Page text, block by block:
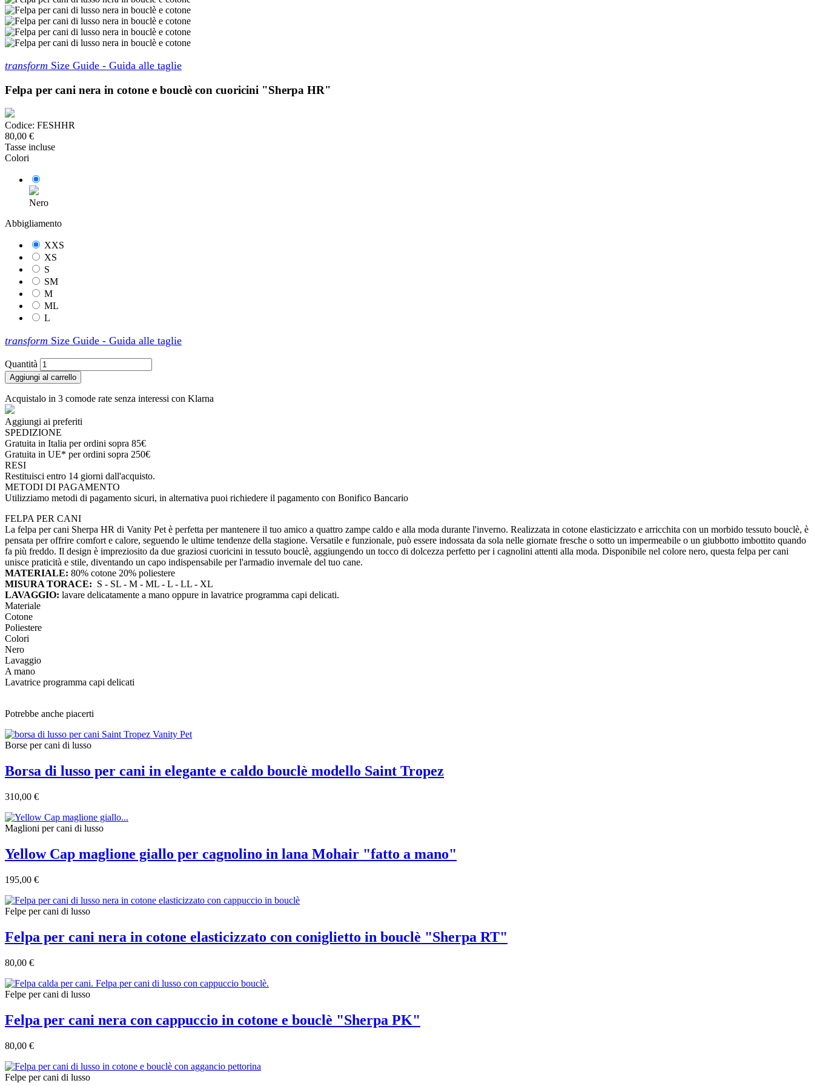
transform Size Guide - Guida alle taglie
Felpa per cani nera in cotone e bouclè con cuoricini "Sherpa HR"
Codice: FESHHR
80,00 €
Tasse incluse
Colori
Nero
Abbigliamento
XXS
XS
S
SM
M
ML
L
transform Size Guide - Guida alle taglie
Quantità
Aggiungi al carrello
Acquistalo in 3 comode rate senza interessi con Klarna
Aggiungi ai preferiti
SPEDIZIONE
Gratuita in Italia per ordini sopra 85€
Gratuita in UE* per ordini sopra 250€
RESI
Restituisci entro 14 giorni dall'acquisto.
METODI DI PAGAMENTO
Utilizziamo metodi di pagamento sicuri, in alternativa puoi richiedere il pagamento con Bonifico Bancario
FELPA PER CANI
La felpa per cani Sherpa HR di Vanity Pet è perfetta per mantenere il tuo amico a quattro zampe caldo e alla moda durante l'inverno. Realizzata in cotone elasticizzato e arricchita con un morbido tessuto bouclè, è
pensata per offrire comfort e calore, seguendo le ultime tendenze della stagione. Versatile e funzionale, può essere indossata da sola nelle giornate fresche o sotto un impermeabile o un giubbotto imbottito quando
fa più freddo. Il design è impreziosito da due graziosi cuoricini in tessuto bouclè, aggiungendo un tocco di dolcezza perfetto per i cagnolini attenti alla moda. Disponibile nel colore nero, questa felpa per cani
unisce praticità e stile, diventando un capo indispensabile per l'armadio invernale del tuo cane.
MATERIALE: 80% cotone 20% poliestere
MISURA TORACE: S - SL - M - ML - L - LL - XL
LAVAGGIO: lavare delicatamente a mano oppure in lavatrice programma capi delicati.
Materiale
Cotone
Poliestere
Colori
Nero
Lavaggio
A mano
Lavatrice programma capi delicati
Potrebbe anche piacerti
Borse per cani di lusso
Borsa di lusso per cani in elegante e caldo bouclè modello Saint Tropez
310,00 €
Maglioni per cani di lusso
Yellow Cap maglione giallo per cagnolino in lana Mohair "fatto a mano"
195,00 €
Felpe per cani di lusso
Felpa per cani nera in cotone elasticizzato con coniglietto in bouclè "Sherpa RT"
80,00 €
Felpe per cani di lusso
Felpa per cani nera con cappuccio in cotone e bouclè "Sherpa PK"
80,00 €
Felpe per cani di lusso